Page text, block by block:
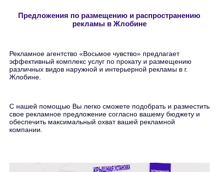
Предложения по размещению и распространению
рекламы в Жлобине
Рекламное агентство «Восьмое чувство» предлагает
эффективный комплекс услуг по прокату и размещению
различных видов наружной и интерьерной рекламы в г.
Жлобине.
С нашей помощью Вы легко сможете подобрать и разместить
свое рекламное предложение согласно вашему бюджету и
обеспечить максимальный охват вашей рекламной
компании.